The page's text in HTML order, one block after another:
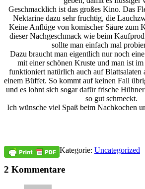
Geschmacklich ist das großes Kino. Das
Nektarine dazu sehr fruchtig, die
Keine Anflüge von komischer Säure zum
dieser Nachgeschmack wie beim
sollte man einfach mal
Dazu braucht man eigentlich nur noch
mit einer schönen Kruste und man ist
funktioniert natürlich auch auf Blattsalaten
einem Büffet. So kommt auf keinen Fall
und es lohnt sich sogar dafür frische
so gut schmeckt.
Ich wünsche viel Spaß beim Nachkochen
Kategorie: Uncategorized
2 Kommentare